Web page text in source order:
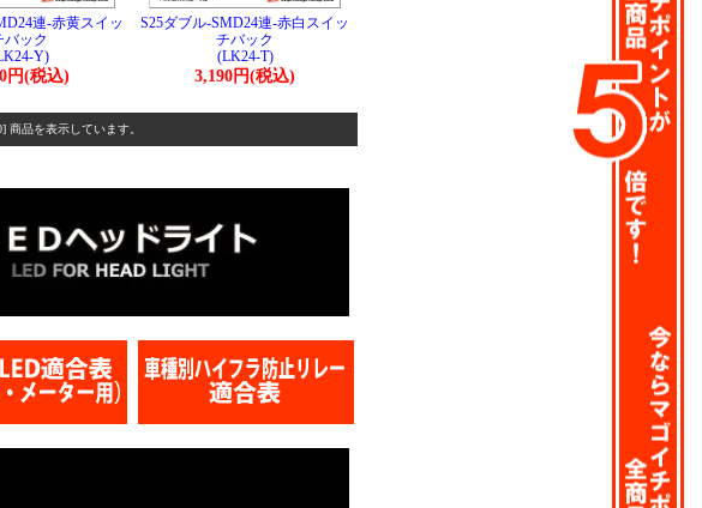
連-赤黄スイッ
バック
Y)
円(税込)
S25ダブル-SMD24連-赤白スイッ
チバック
(LK24-T)
3,190円(税込)
商品を表示しています。